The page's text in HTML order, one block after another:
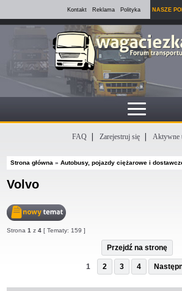
Kontakt Reklama Polityka NASZE
FAQ Zarejestruj się Aktywne
Strona główna »Autobusy, pojazdy ciężarowe i
Volvo
temat
Strona1 z4 [ Tematy: 159 ]
Przejdź na stronę
1 2 3 4